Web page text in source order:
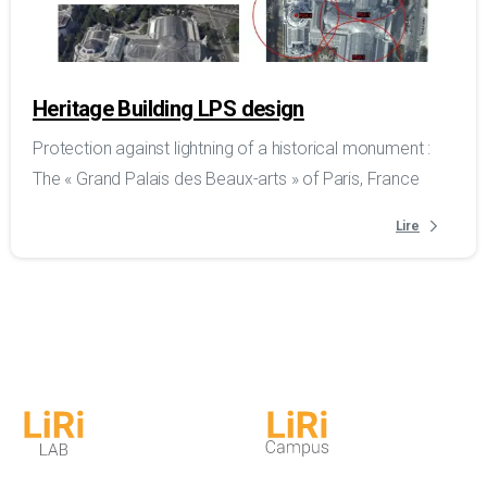
Heritage Building LPS design
Protection against lightning of a historical monument :
The « Grand Palais des Beaux-arts » of Paris, France
Lire